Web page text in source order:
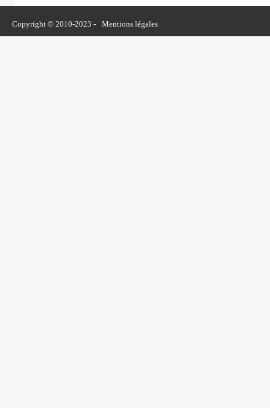
Copyright © 2010-2023 - Mentions légales